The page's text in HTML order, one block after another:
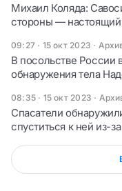
Михаил Коляда:
стороны — настоящий
09:27 · 15 окт 2023 ·
В посольстве России
обнаружения тела
08:35 · 15 окт 2023 ·
Спасатели
спуститься к ней из-